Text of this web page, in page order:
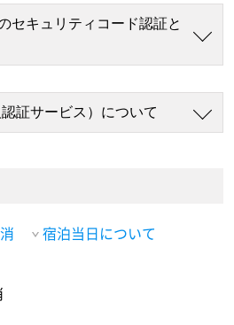
セキュリティコード認証と
証サービス）について
宿泊当日について